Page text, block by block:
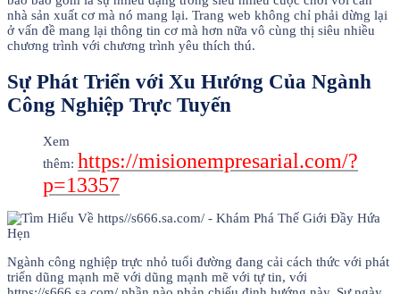
nhà sản xuất cơ mà nó mang lại. Trang web không chỉ phải dừng lại
ở vấn đề mang lại thông tin cơ mà hơn nữa vô cùng thị siêu nhiều
chương trình với chương trình yêu thích thú.
Sự Phát Triển với Xu Hướng Của Ngành
Công Nghiệp Trực Tuyến
Xem
thêm: https://misionempresarial.com/?
p=13357
Ngành công nghiệp trực nhỏ tuổi đường đang cải cách thức với phát
triển dũng mạnh mẽ với dũng mạnh mẽ với tự tin, với